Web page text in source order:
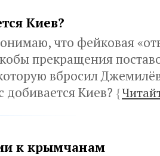
Киев?
что фейковая
прекращения
вбросил
добивается Киев? {
к крымчанам